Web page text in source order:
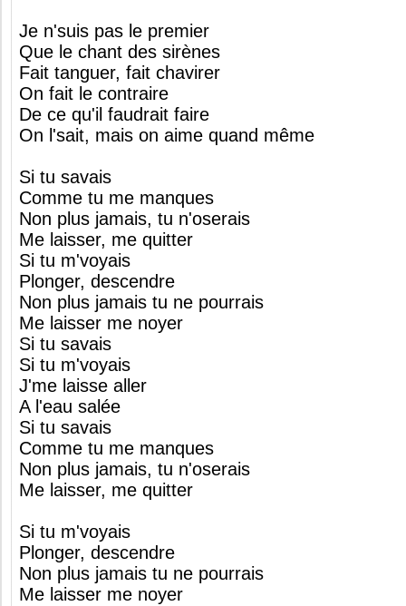
Je n'suis pas le premier
Que le chant des sirènes
Fait tanguer, fait chavirer
On fait le contraire
De ce qu'il faudrait faire
On l'sait, mais on aime quand même
Si tu savais
Comme tu me manques
Non plus jamais, tu n'oserais
Me laisser, me quitter
Si tu m'voyais
Plonger, descendre
Non plus jamais tu ne pourrais
Me laisser me noyer
Si tu savais
Si tu m'voyais
J'me laisse aller
A l'eau salée
Si tu savais
Comme tu me manques
Non plus jamais, tu n'oserais
Me laisser, me quitter
Si tu m'voyais
Plonger, descendre
Non plus jamais tu ne pourrais
Me laisser me noyer